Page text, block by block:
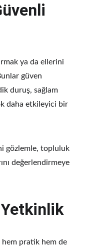
ya da ellerini
güven
duruş, sağlam
daha etkileyici bir
gözlemle, topluluk
değerlendirmeye
hem pratik hem de